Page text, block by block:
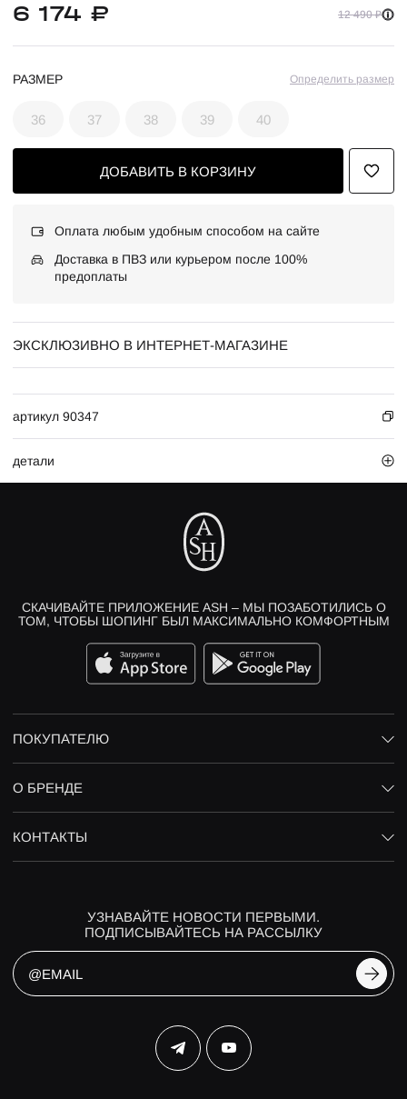
6 174 ₽ 12 490 ₽
РАЗМЕР Определить размер
36 37 38 39 40
ДОБАВИТЬ В КОРЗИНУ
Оплата любым удобным способом на сайте
Доставка в ПВЗ или курьером после 100%
предоплаты
ЭКСКЛЮЗИВНО В ИНТЕРНЕТ-МАГАЗИНЕ
артикул 90347
детали
СКАЧИВАЙТЕ ПРИЛОЖЕНИЕ ASH – МЫ ПОЗАБОТИЛИСЬ О
ТОМ, ЧТОБЫ ШОПИНГ БЫЛ МАКСИМАЛЬНО КОМФОРТНЫМ
ПОКУПАТЕЛЮ
О БРЕНДЕ
КОНТАКТЫ
УЗНАВАЙТЕ НОВОСТИ ПЕРВЫМИ.
ПОДПИСЫВАЙТЕСЬ НА РАССЫЛКУ